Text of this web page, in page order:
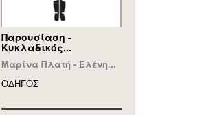
Παρουσίαση -
Κυκλαδικός...
Μαρίνα Πλατή - Ελένη...
ΟΔΗΓΟΣ